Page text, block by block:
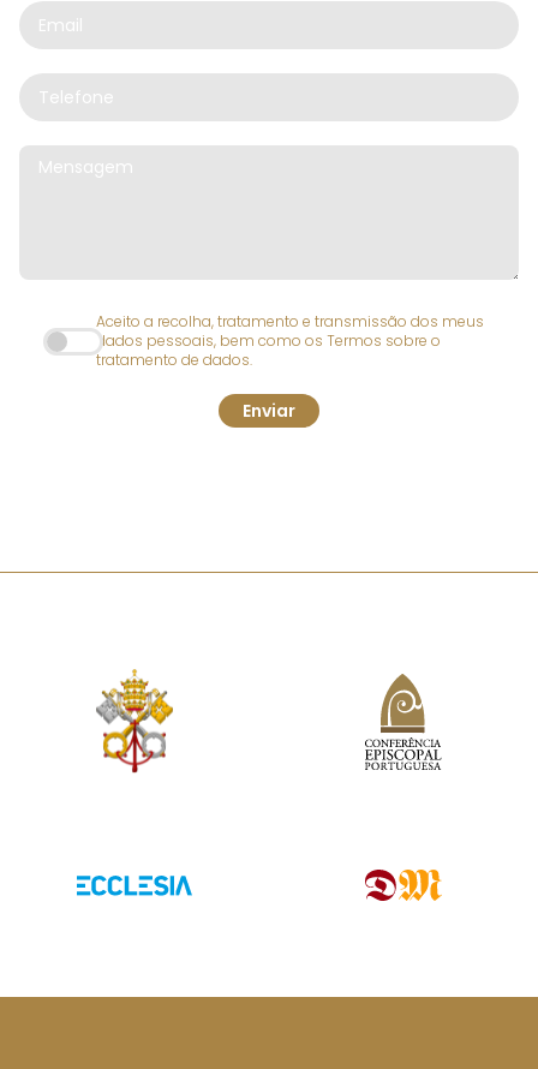
Aceito a recolha, tratamento e transmissão dos meus
dados pessoais, bem como os Termos sobre o
tratamento de dados.
Enviar